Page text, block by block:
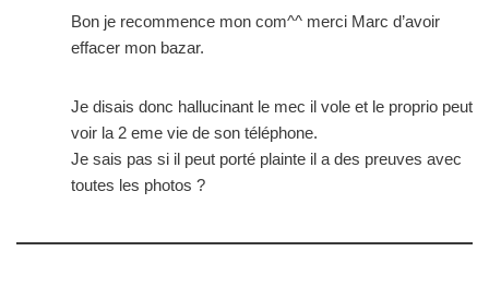
Bon je recommence mon com^^ merci Marc d’avoir
effacer mon bazar.
Je disais donc hallucinant le mec il vole et le proprio peut
voir la 2 eme vie de son téléphone.
Je sais pas si il peut porté plainte il a des preuves avec
toutes les photos ?